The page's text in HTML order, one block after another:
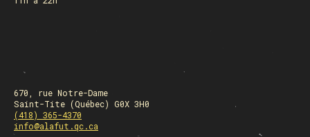
670, rue Notre-Dame
Saint-Tite (Québec) G0X 3H0
(418) 365-4370
info@alafut.qc.ca